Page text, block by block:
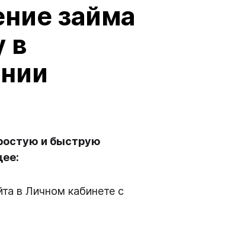
займа
в
и быструю
в Личном кабинете с